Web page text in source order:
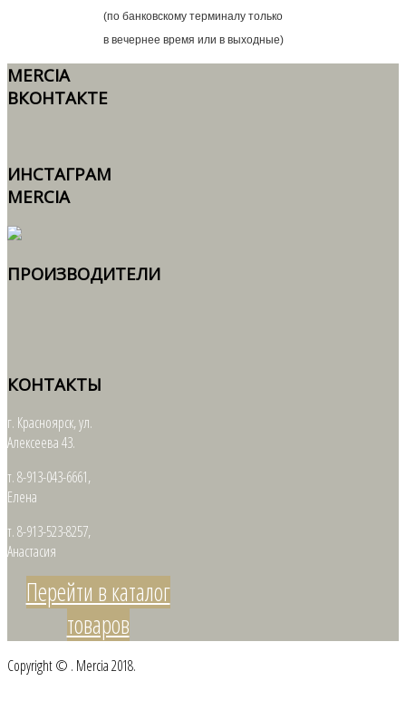
(по банковскому терминалу только
в вечернее время или в выходные)
MERCIA
ВКОНТАКТЕ
ИНСТАГРАМ
MERCIA
ПРОИЗВОДИТЕЛИ
КОНТАКТЫ
г. Красноярск, ул.
Алексеева 43.
т. 8-913-043-6661,
Елена
т. 8-913-523-8257,
Анастасия
Перейти в каталог
товаров
Copyright © . Mercia 2018.